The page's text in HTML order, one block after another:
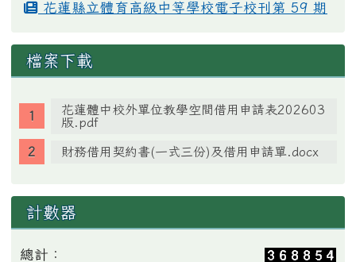
花蓮縣立體育高級中等學校電子校刊第 59 期
檔案下載
花蓮體中校外單位教學空間借用申請表202603
版.pdf
財務借用契約書(一式三份)及借用申請單.docx
計數器
總計：